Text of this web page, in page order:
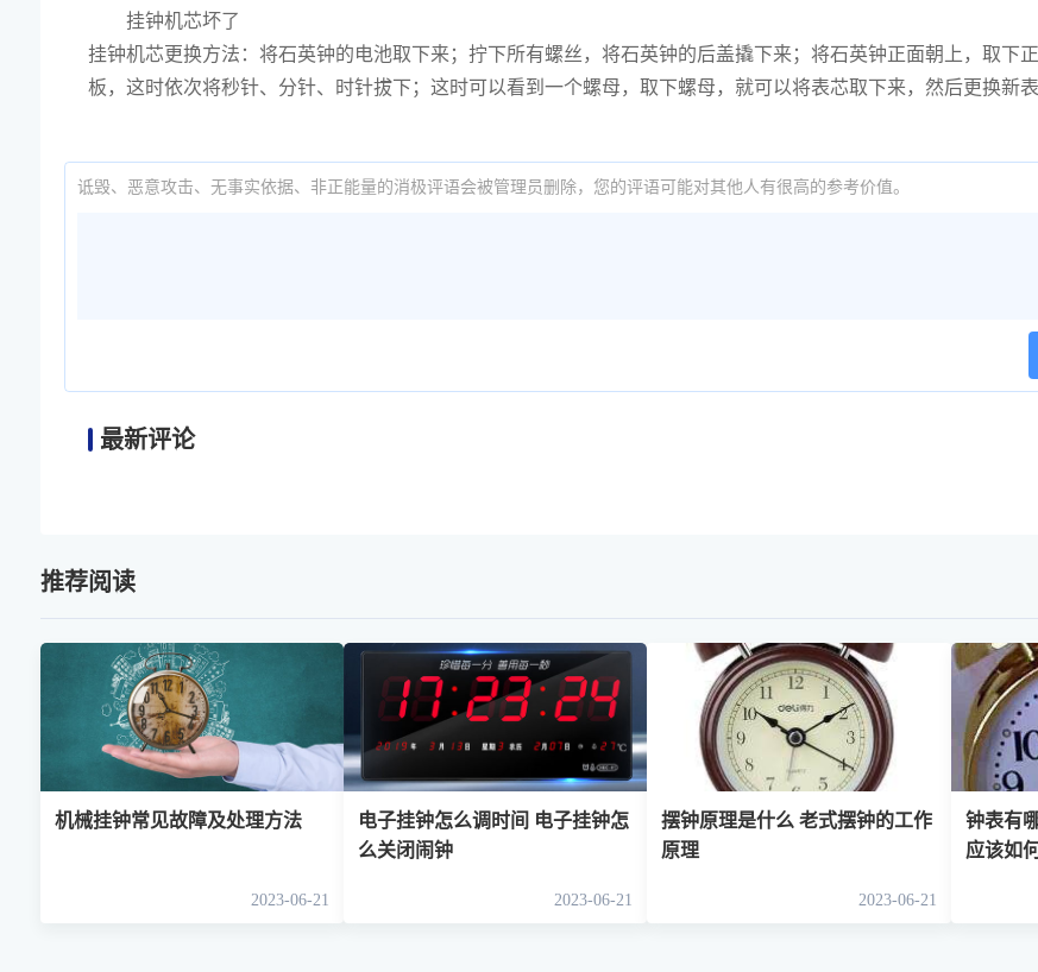
挂钟机芯坏了
挂钟机芯更换方法：将石英钟的电池取下来；拧下所有螺丝，将石英钟的后盖撬下来；将石英钟正面朝上，取下
板，这时依次将秒针、分针、时针拔下；这时可以看到一个螺母，取下螺母，就可以将表芯取下来，然后更换新表
诋毁、恶意攻击、无事实依据、非正能量的消极评语会被管理员删除，您的评语可能对其他人有很高的参考价值。
最新评论
推荐阅读
机械挂钟常见故障及处理方法
2023-06-21
电子挂钟怎么调时间 电子挂钟怎
么关闭闹钟
2023-06-21
摆钟原理是什么 老式摆钟的工作
原理
2023-06-21
钟表有
应该如